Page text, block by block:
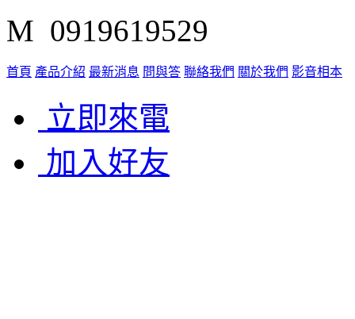
M 0919619529
首頁 產品介紹 最新消息 問與答 聯絡我們 關於我們 影音相本
立即來電
加入好友